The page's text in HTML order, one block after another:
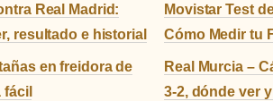
Real Madrid:
resultado e historial
Movistar Test
Cómo Medir tu
en freidora de
fácil
Real Murcia –
3-2, dónde ver